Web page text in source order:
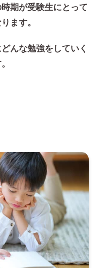
期が受験生にとって
ます。
んな勉強をしていく